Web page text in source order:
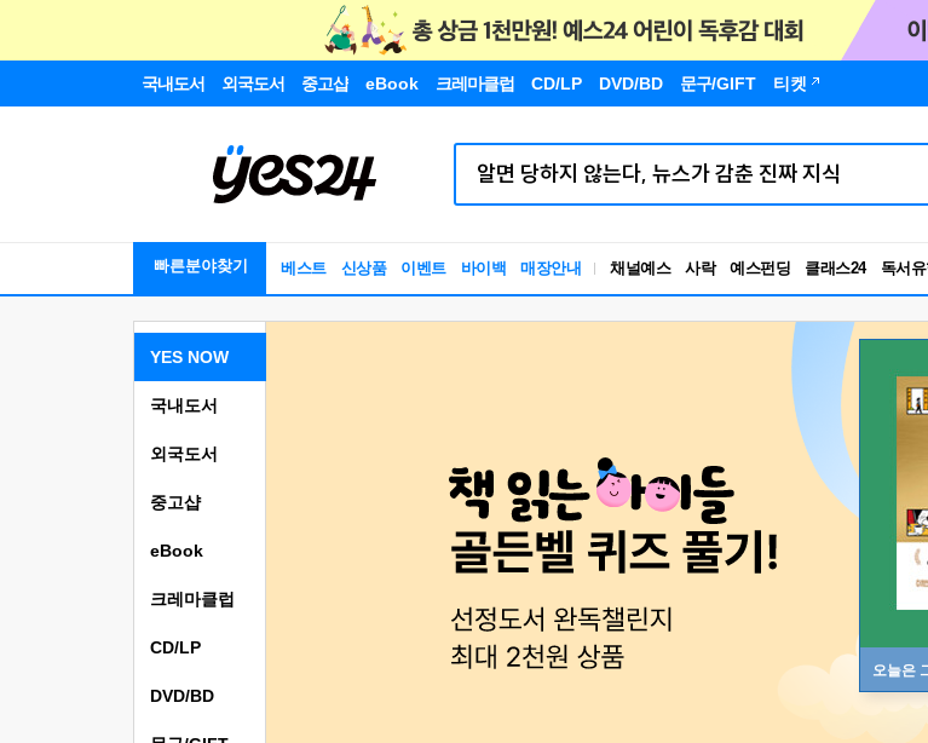
국내도서 외국도서 중고샵 eBook 크레마클럽 CD/LP DVD/BD 문구/GIFT 티켓
빠른분야찾기 베스트 신상품 이벤트 바이백 매장안내 채널예스 사락 예스펀딩 클래스24
RBTI
독서
오늘은
YES NOW
국내도서
외국도서
중고샵
eBook
크레마클럽
CD/LP
DVD/BD